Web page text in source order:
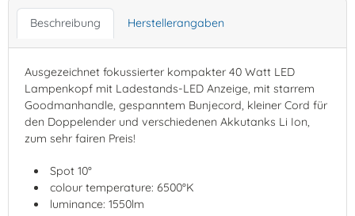
Beschreibung Herstellerangaben
Ausgezeichnet fokussierter kompakter 40 Watt LED
Lampenkopf mit Ladestands-LED Anzeige, mit starrem
Goodmanhandle, gespanntem Bunjecord, kleiner Cord für
den Doppelender und verschiedenen Akkutanks Li Ion,
zum sehr fairen Preis!
Spot 10°
colour temperature: 6500°K
luminance: 1550lm